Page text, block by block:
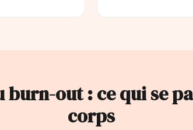
out : ce qui se
corps